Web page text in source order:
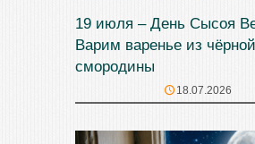
19 июля – День Сысоя
Варим варенье из чёрной
смородины
18.07.2026